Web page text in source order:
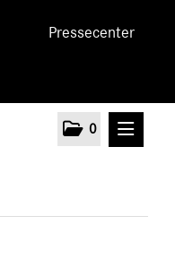
Pressecenter
0